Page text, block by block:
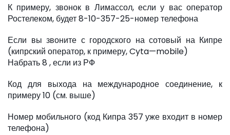
К примеру, звонок в Лимассол, если у вас оператор
Ростелеком, будет 8-10-357-25-номер телефона
Если вы звоните с городского на сотовый на Кипре
(кипрский оператор, к примеру, Cyta—mobile)
Набрать 8 , если из РФ
Код для выхода на международное соединение, к
примеру 10 (см. выше)
Номер мобильного (код Кипра 357 уже входит в номер
телефона)